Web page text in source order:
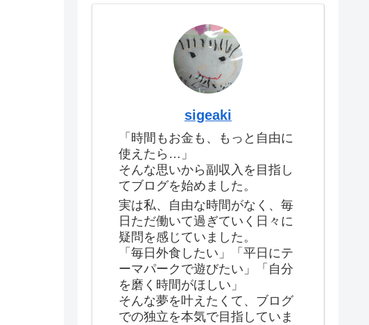
sigeaki
「時間もお金も、もっと自由に
使えたら…」
そんな思いから副収入を目指し
てブログを始めました。
実は私、自由な時間がなく、毎
日ただ働いて過ぎていく日々に
疑問を感じていました。
「毎日外食したい」「平日にテ
ーマパークで遊びたい」「自分
を磨く時間がほしい」
そんな夢を叶えたくて、ブログ
での独立を本気で目指していま